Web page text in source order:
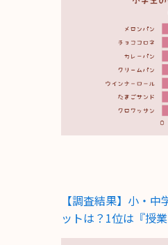
【調査結果】小・
ットは？1位は『授